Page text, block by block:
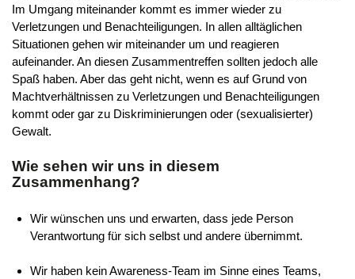
Im Umgang miteinander kommt es immer wieder zu
Verletzungen und Benachteiligungen. In allen alltäglichen
Situationen gehen wir miteinander um und reagieren
aufeinander. An diesen Zusammentreffen sollten jedoch alle
Spaß haben. Aber das geht nicht, wenn es auf Grund von
Machtverhältnissen zu Verletzungen und Benachteiligungen
kommt oder gar zu Diskriminierungen oder (sexualisierter)
Gewalt.
Wie sehen wir uns in diesem
Zusammenhang?
Wir wünschen uns und erwarten, dass jede Person
Verantwortung für sich selbst und andere übernimmt.
Wir haben kein Awareness-Team im Sinne eines Teams,